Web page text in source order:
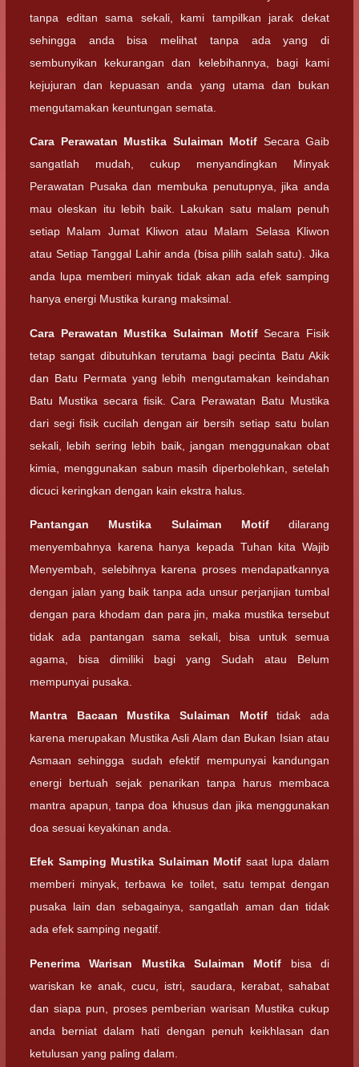
tanpa editan sama sekali, kami tampilkan jarak dekat
sehingga anda bisa melihat tanpa ada yang di
sembunyikan kekurangan dan kelebihannya, bagi kami
kejujuran dan kepuasan anda yang utama dan bukan
mengutamakan keuntungan semata.
Cara Perawatan Mustika Sulaiman Motif Secara Gaib
sangatlah mudah, cukup menyandingkan Minyak
Perawatan Pusaka dan membuka penutupnya, jika anda
mau oleskan itu lebih baik. Lakukan satu malam penuh
setiap Malam Jumat Kliwon atau Malam Selasa Kliwon
atau Setiap Tanggal Lahir anda (bisa pilih salah satu). Jika
anda lupa memberi minyak tidak akan ada efek samping
hanya energi Mustika kurang maksimal.
Cara Perawatan Mustika Sulaiman MotifSecara Fisik
tetap sangat dibutuhkan terutama bagi pecinta Batu Akik
dan Batu Permata yang lebih mengutamakan keindahan
Batu Mustika secara fisik. Cara Perawatan Batu Mustika
dari segi fisik cucilah dengan air bersih setiap satu bulan
sekali, lebih sering lebih baik, jangan menggunakan obat
kimia, menggunakan sabun masih diperbolehkan, setelah
dicuci keringkan dengan kain ekstra halus.
Pantangan Mustika Sulaiman Motifdilarang
menyembahnya karena hanya kepada Tuhan kita Wajib
Menyembah, selebihnya karena proses mendapatkannya
dengan jalan yang baik tanpa ada unsur perjanjian tumbal
dengan para khodam dan para jin, maka mustika tersebut
tidak ada pantangan sama sekali, bisa untuk semua
agama, bisa dimiliki bagi yang Sudah atau Belum
mempunyai pusaka.
Mantra Bacaan Mustika Sulaiman Motiftidak ada
karena merupakan Mustika Asli Alam dan Bukan Isian atau
Asmaan sehingga sudah efektif mempunyai kandungan
energi bertuah sejak penarikan tanpa harus membaca
mantra apapun, tanpa doa khusus dan jika menggunakan
doa sesuai keyakinan anda.
Efek Samping Mustika Sulaiman Motif saat lupa dalam
memberi minyak, terbawa ke toilet, satu tempat dengan
pusaka lain dan sebagainya, sangatlah aman dan tidak
ada efek samping negatif.
Penerima Warisan Mustika Sulaiman Motif bisa di
wariskan ke anak, cucu, istri, saudara, kerabat, sahabat
dan siapa pun, proses pemberian warisan Mustika cukup
anda berniat dalam hati dengan penuh keikhlasan dan
ketulusan yang paling dalam.